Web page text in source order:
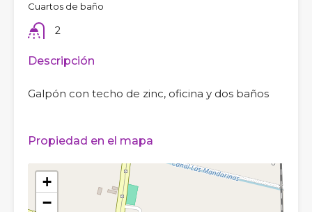
Cuartos de baño
2
Descripción
Galpón con techo de zinc, oficina y dos baños
Propiedad en el mapa
+
−